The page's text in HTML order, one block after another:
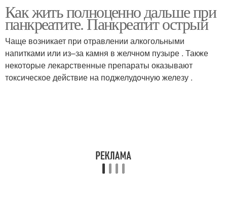
Как жить полноценно дальше при
панкреатите. Панкреатит острый
Чаще возникает при отравлении алкогольными
напитками или из–за камня в желчном пузыре . Также
некоторые лекарственные препараты оказывают
токсическое действие на поджелудочную железу .